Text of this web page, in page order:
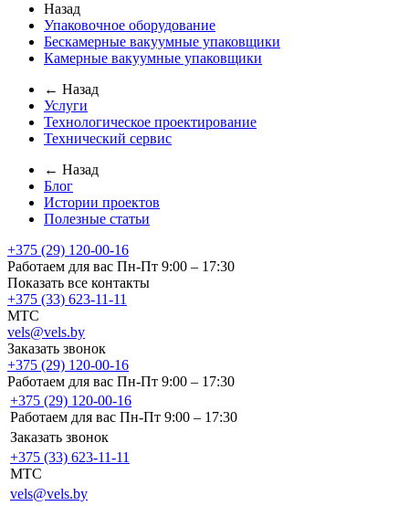
Назад
Упаковочное оборудование
Бескамерные вакуумные упаковщики
Камерные вакуумные упаковщики
← Назад
Услуги
Технологическое проектирование
Технический сервис
← Назад
Блог
Истории проектов
Полезные статьи
+375 (29) 120-00-16
Работаем для вас Пн-Пт 9:00 – 17:30
Показать все контакты
+375 (33) 623-11-11
MTC
vels@vels.by
Заказать звонок
+375 (29) 120-00-16
Работаем для вас Пн-Пт 9:00 – 17:30
+375 (29) 120-00-16
Работаем для вас Пн-Пт 9:00 – 17:30
Заказать звонок
+375 (33) 623-11-11
MTC
vels@vels.by